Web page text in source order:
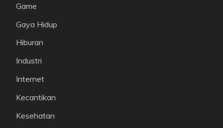
Game
Gaya Hidup
Hiburan
Industri
Internet
Kecantikan
Kesehatan